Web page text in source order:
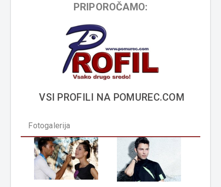
PRIPOROČAMO:
VSI PROFILI NA POMUREC.COM
Fotogalerija